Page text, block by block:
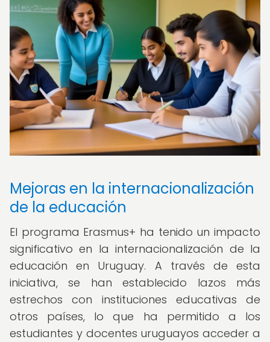
Mejoras en la internacionalización
de la educación
El programa Erasmus+ ha tenido un impacto
significativo en la internacionalización de la
educación en Uruguay. A través de esta
iniciativa, se han establecido lazos más
estrechos con instituciones educativas de
otros países, lo que ha permitido a los
estudiantes y docentes uruguayos acceder a